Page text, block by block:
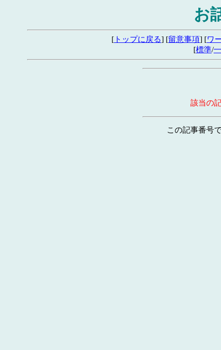
お
[ トップに戻る] [留意事項] [ワ
[標準/
該当の
この記事番号